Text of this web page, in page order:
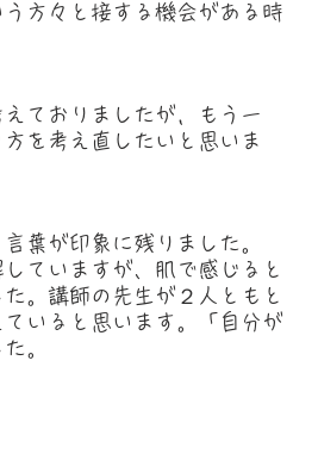
方々と接する機会がある時
ておりましたが，もう一
を考え直したいと思いま
葉が印象に残りました。
ていますが、肌で感じると
。講師の先生が２人ともと
いると思います。「自分が
。